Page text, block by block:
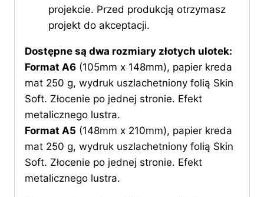
projekcie. Przed produkcją otrzymasz
projekt do akceptacji.
Dostępne są dwa rozmiary złotych ulotek:
Format A6 (105mm x 148mm), papier kreda
mat 250 g, wydruk uszlachetniony folią Skin
Soft. Złocenie po jednej stronie. Efekt
metalicznego lustra.
Format A5 (148mm x 210mm), papier kreda
mat 250 g, wydruk uszlachetniony folią Skin
Soft. Złocenie po jednej stronie. Efekt
metalicznego lustra.